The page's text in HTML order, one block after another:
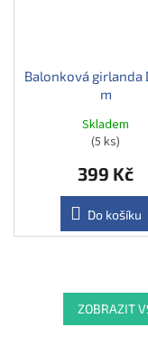
Balonková girlanda
m
Skladem
(5 ks)
399 Kč
Do košíku
ZOBRAZIT